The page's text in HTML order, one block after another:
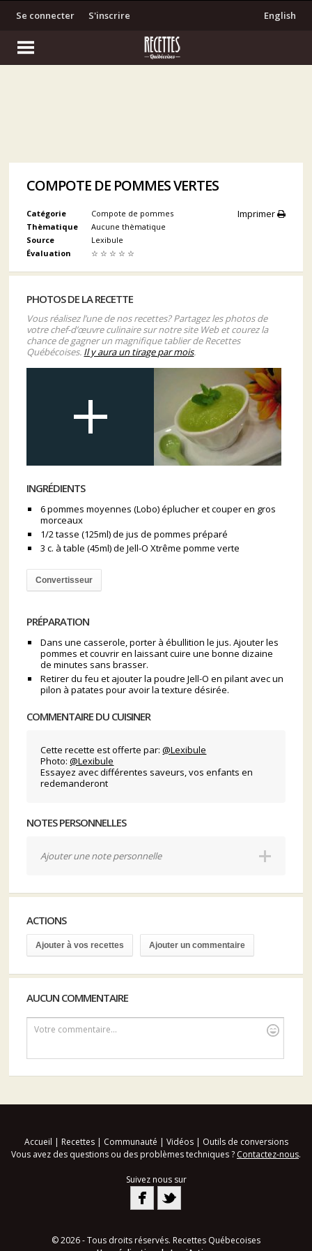
S'inscrire
Se connecter English
COMPOTE DE POMMES VERTES
Imprimer
Catégorie
Compote de pommes
Thèmatique
Aucune thèmatique
Source
Lexibule
Évaluation
☆ ☆ ☆ ☆ ☆
PHOTOS DE LA RECETTE
Vous réalisez l’une de nos recettes? Partagez les photos de
votre chef-d’œuvre culinaire sur notre site Web et courez la
chance de gagner un magnifique tablier de Recettes
Québécoises. Il y aura un tirage par mois.
INGRÉDIENTS
6 pommes moyennes (Lobo) éplucher et couper en gros
morceaux
1/2 tasse (125ml) de jus de pommes préparé
3 c. à table (45ml) de Jell-O Xtrême pomme verte
Convertisseur
PRÉPARATION
Dans une casserole, porter à ébullition le jus. Ajouter les
pommes et couvrir en laissant cuire une bonne dizaine
de minutes sans brasser.
Retirer du feu et ajouter la poudre Jell-O en pilant avec un
pilon à patates pour avoir la texture désirée.
COMMENTAIRE DU CUISINER
Cette recette est offerte par:@Lexibule
Photo:@Lexibule
Essayez avec différentes saveurs, vos enfants en
redemanderont
NOTES PERSONNELLES
Ajouter une note personnelle
ACTIONS
Ajouter à vos recettes Ajouter un commentaire
AUCUN COMMENTAIRE
Votre commentaire...
Accueil | Recettes| Communauté | Vidéos| Outils de conversions
Vous avez des questions ou des problèmes techniques ? Contactez-nous.
Suivez nous sur
© 2026 - Tous droits réservés. Recettes Québecoises